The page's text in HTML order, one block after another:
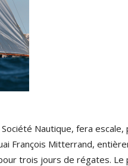
Nautique, fera
François Mitterrand,
trois jours de régates.